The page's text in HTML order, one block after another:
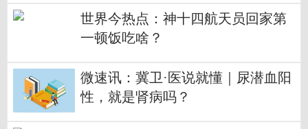
世界今热点：神十四航天员回家第
一顿饭吃啥？
微速讯：冀卫·医说就懂｜尿潜血阳
性，就是肾病吗？